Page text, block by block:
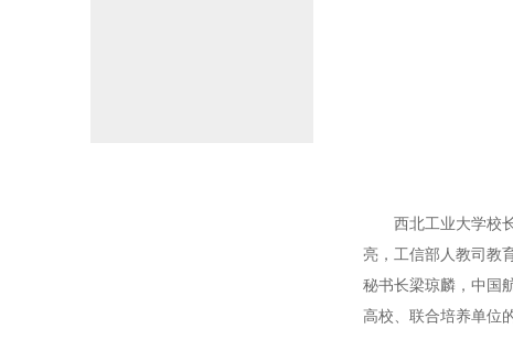
西北工业大学校长
亮，工信部人教司教
秘书长梁琼麟，中国
高校、联合培养单位